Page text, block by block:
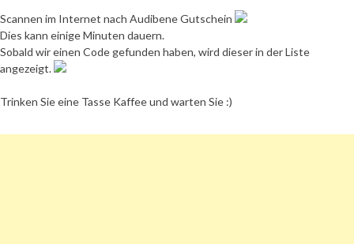
Scannen im Internet nach Audibene Gutschein
Dies kann einige Minuten dauern.
Sobald wir einen Code gefunden haben, wird dieser in der Liste
angezeigt.
Trinken Sie eine Tasse Kaffee und warten Sie :)